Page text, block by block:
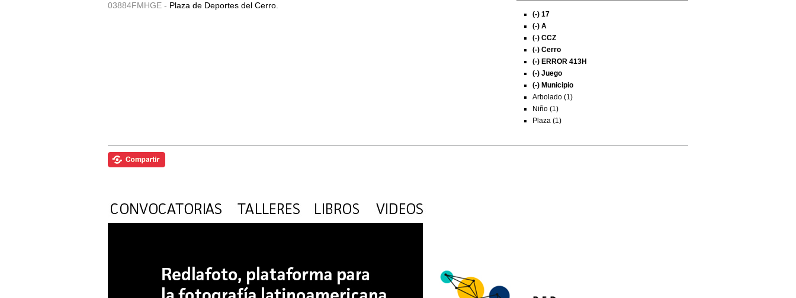
03884FMHGE - Plaza de Deportes del Cerro.
(-) 17
(-) A
(-) CCZ
(-) Cerro
(-) ERROR 413H
(-) Juego
(-) Municipio
Arbolado (1)
Niño (1)
Plaza (1)